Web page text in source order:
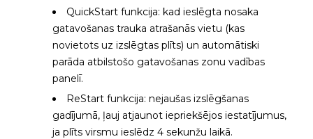
QuickStart funkcija: kad ieslēgta nosaka
gatavošanas trauka atrašanās vietu (kas
novietots uz izslēgtas plīts) un automātiski
parāda atbilstošo gatavošanas zonu vadības
panelī.
ReStart funkcija: nejaušas izslēgšanas
gadījumā, ļauj atjaunot iepriekšējos iestatījumus,
ja plīts virsmu ieslēdz 4 sekunžu laikā.